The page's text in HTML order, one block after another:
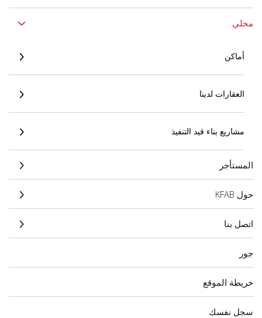
محلي
أماكن
العقارات لدينا
مشاريع بناء قيد التنفيذ
المستأجر
حول KFAB
اتصل بنا
جور
خريطة الموقع
سجل نفسك